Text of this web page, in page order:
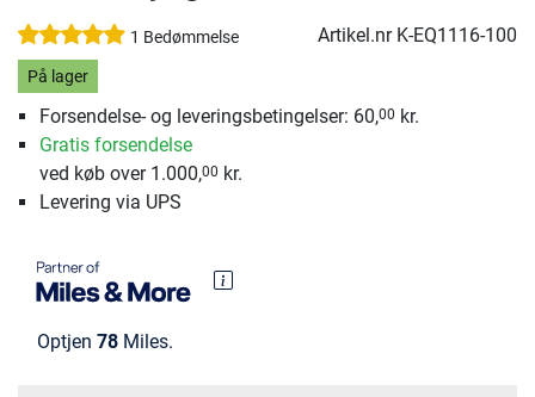
1 Bedømmelse Artikel.nr K-EQ1116-100
På lager
Forsendelse- og leveringsbetingelser: 60,00 kr.
Gratis forsendelse
ved køb over 1.000,00 kr.
Levering via UPS
Optjen 78 Miles.